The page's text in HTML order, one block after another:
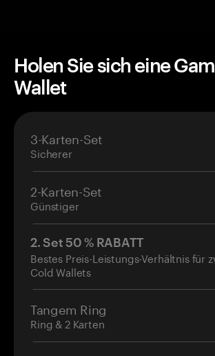
Holen Sie sich eine
Wallet
3-Karten-Set
Sicherer
2-Karten-Set
Günstiger
2. Set 50 % RABATT
Bestes Preis-Leistungs-Verhältnis für
Cold Wallets
Tangem Ring
Ring & 2 Karten